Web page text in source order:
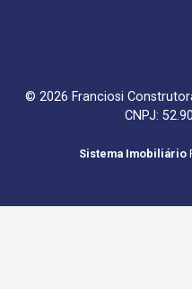
© 2026 Franciosi
CNPJ:
Sistema Imobiliário